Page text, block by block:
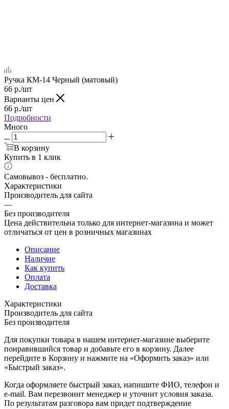
Ручка КМ-14 Черный (матовый)
66 р./шт
Варианты цен
66 р./шт
Подробности
Много
В корзину
Купить в 1 клик
Самовывоз - бесплатно.
Характеристики
Производитель для сайта
—
Без производителя
Цена действительна только для интернет-магазина и может
отличаться от цен в розничных магазинах
Описание
Наличие
Как купить
Оплата
Доставка
Характеристики
Производитель для сайта
Без производителя
Для покупки товара в нашем интернет-магазине выберите
понравившийся товар и добавьте его в корзину. Далее
перейдите в Корзину и нажмите на «Оформить заказ» или
«Быстрый заказ».
Когда оформляете быстрый заказ, напишите ФИО, телефон и
e-mail. Вам перезвонит менеджер и уточнит условия заказа.
По результатам разговора вам придет подтверждение